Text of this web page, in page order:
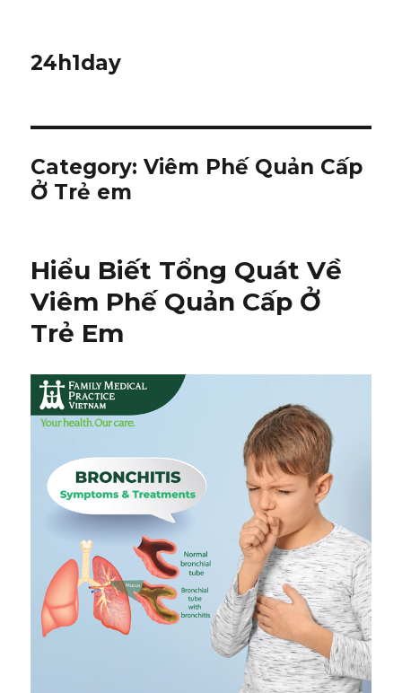
24h1day
Category: Viêm Phế Quản Cấp
Ở Trẻ em
Hiểu Biết Tổng Quát Về
Viêm Phế Quản Cấp Ở
Trẻ Em